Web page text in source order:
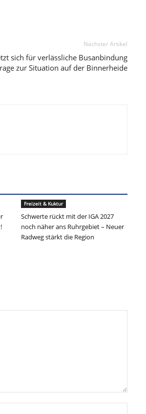
Nächster Artikel
sich für verlässliche Busanbindung
zur Situation auf der Binnerheide
Freizeit & Kuktur
Schwerte rückt mit der IGA 2027
noch näher ans Ruhrgebiet – Neuer
Radweg stärkt die Region